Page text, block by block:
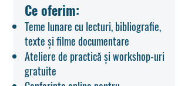
Ce oferim:
Teme lunare cu lecturi, bibliografie,
texte și filme documentare
Ateliere de practică și workshop-uri
gratuite